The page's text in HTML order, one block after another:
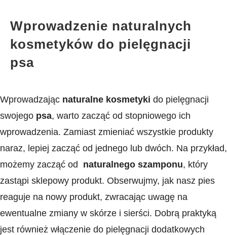
Wprowadzenie naturalnych​
kosmetyków ‍do pielęgnacji
psa
Wprowadzając⁢ naturalne kosmetyki do pielęgnacji
swojego psa,‍ warto zacząć od ‍stopniowego‍ ich
‍wprowadzenia.​ Zamiast zmieniać wszystkie produkty⁢
naraz, lepiej zacząć od jednego lub ⁣dwóch. Na przykład,
możemy ​zacząć od ​ naturalnego szamponu, który
zastąpi sklepowy produkt. Obserwujmy,​ jak nasz pies
reaguje na nowy produkt, ⁤zwracając uwagę na
ewentualne zmiany w ⁣skórze i sierści. Dobrą praktyką
jest również ⁢włączenie do pielęgnacji dodatkowych